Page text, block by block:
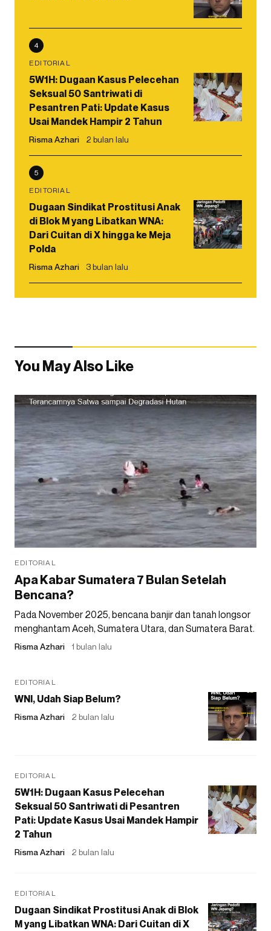
4
EDITORIAL
5W1H: Dugaan Kasus Pelecehan
Seksual 50 Santriwati di
Pesantren Pati: Update Kasus
Usai Mandek Hampir 2 Tahun
Risma Azhari 2 bulan lalu
5
EDITORIAL
Dugaan Sindikat Prostitusi Anak
di Blok M yang Libatkan WNA:
Dari Cuitan di X hingga ke Meja
Polda
Risma Azhari 3 bulan lalu
You May Also Like
EDITORIAL
Apa Kabar Sumatera 7 Bulan Setelah
Bencana?
Pada November 2025, bencana banjir dan tanah longsor
menghantam Aceh, Sumatera Utara, dan Sumatera Barat.
Risma Azhari 1 bulan lalu
EDITORIAL
WNI, Udah Siap Belum?
Risma Azhari 2 bulan lalu
EDITORIAL
5W1H: Dugaan Kasus Pelecehan
Seksual 50 Santriwati di Pesantren
Pati: Update Kasus Usai Mandek Hampir
2 Tahun
Risma Azhari 2 bulan lalu
EDITORIAL
Dugaan Sindikat Prostitusi Anak di Blok
M yang Libatkan WNA: Dari Cuitan di X